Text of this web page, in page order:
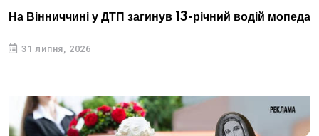
На Вінниччині у ДТП загинув 13-річний водій мопеда
31 липня, 2026